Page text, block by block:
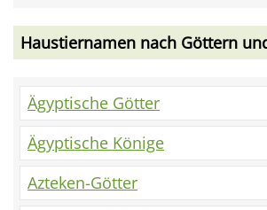
Haustiernamen nach Göttern
Ägyptische Götter
Ägyptische Könige
Azteken-Götter